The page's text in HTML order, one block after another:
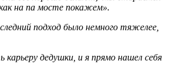
на па мосте покажем».
подход было немного тяжелее,
дедушки, и я прямо нашел себя